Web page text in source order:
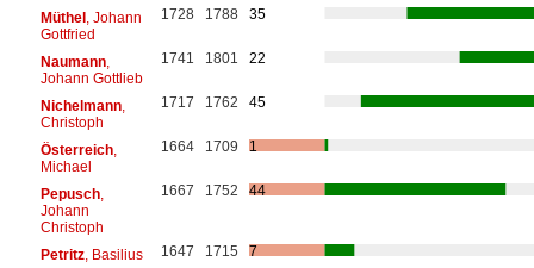
Müthel, Johann
Gottfried
1728 1788 35
Naumann,
Johann Gottlieb
1741 1801 22
Nichelmann,
Christoph
1717 1762 45
Österreich,
Michael
1664 1709 1
Pepusch,
Johann
Christoph
1667 1752 44
Petritz, Basilius 1647 1715
7